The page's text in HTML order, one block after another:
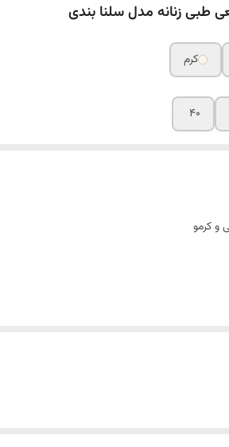
طبی زنانه مدل سلنا بندی
کرم
۴۰
و کرمو